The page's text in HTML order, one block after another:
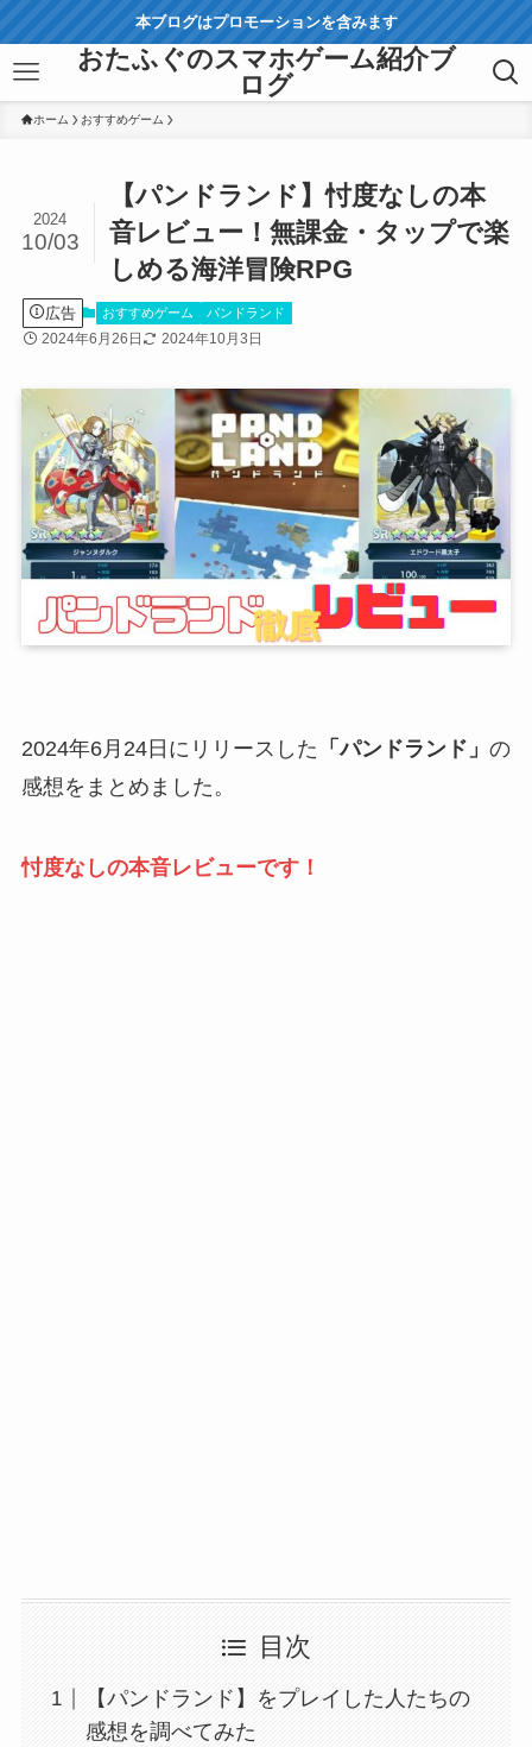
本ブログはプロモーションを含みます
おたふぐのスマホゲーム紹介ブ
ログ
ホーム おすすめゲーム
【パンドランド】忖度なしの本
音レビュー！無課金・タップで楽
しめる海洋冒険RPG
2024
10/03
広告 おすすめゲーム パンドランド
2024年6月26日 2024年10月3日
2024年6月24日にリリースした 「パンドランド」 の
感想をまとめました。
忖度なしの本音レビューです！
目次
【パンドランド】をプレイした人たちの
感想を調べてみた